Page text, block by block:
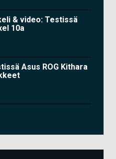
& video: Testissä
10a
Asus ROG Kithara